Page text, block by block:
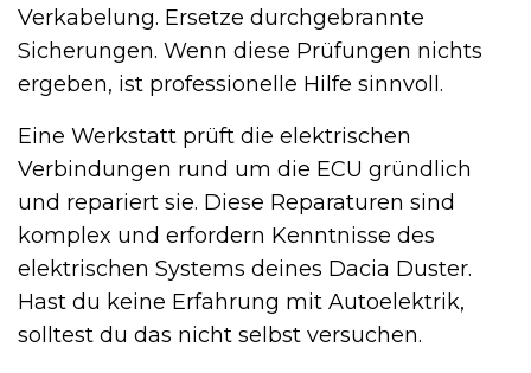
Verkabelung. Ersetze durchgebrannte
Sicherungen. Wenn diese Prüfungen nichts
ergeben, ist professionelle Hilfe sinnvoll.
Eine Werkstatt prüft die elektrischen
Verbindungen rund um die ECU gründlich
und repariert sie. Diese Reparaturen sind
komplex und erfordern Kenntnisse des
elektrischen Systems deines Dacia Duster.
Hast du keine Erfahrung mit Autoelektrik,
solltest du das nicht selbst versuchen.